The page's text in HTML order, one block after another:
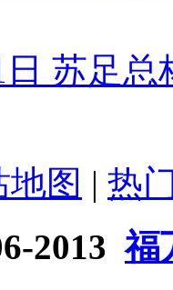
日 苏足
地图 | 热
2013福